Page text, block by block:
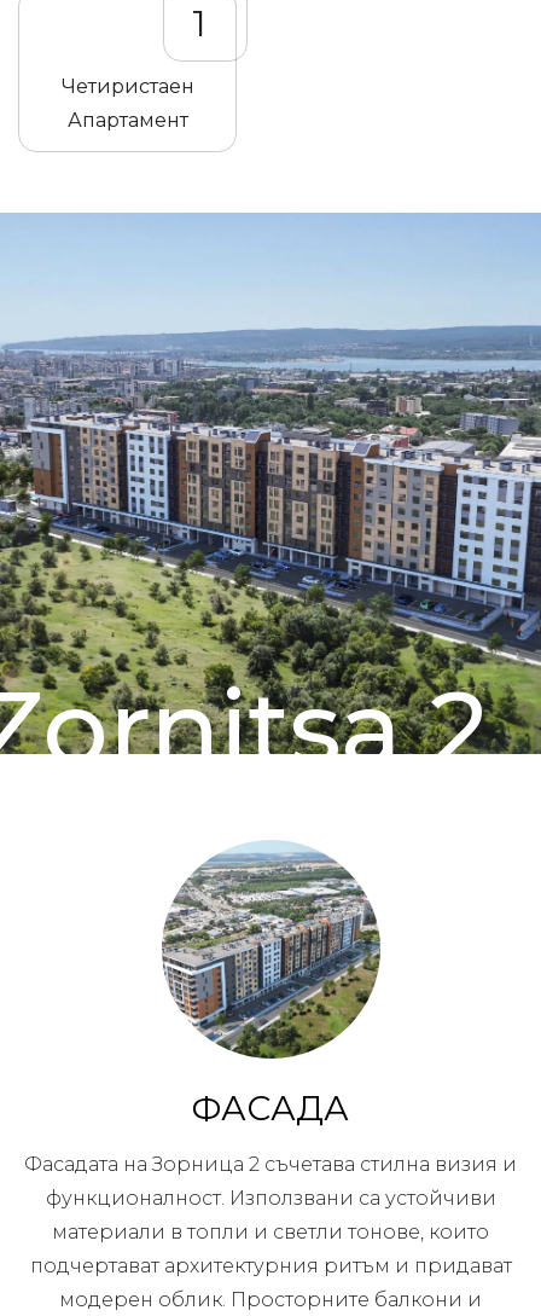
1
Четиристаен
Апартамент
2
ФАСАДА
Фасадата на Зорница 2 съчетава стилна визия и
функционалност. Използвани са устойчиви
материали в топли и светли тонове, които
подчертават архитектурния ритъм и придават
модерен облик. Просторните балкони и